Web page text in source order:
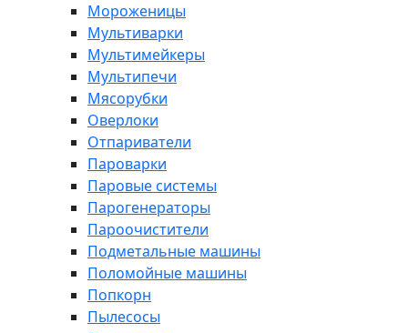
Мороженицы
Мультиварки
Мультимейкеры
Мультипечи
Мясорубки
Оверлоки
Отпариватели
Пароварки
Паровые системы
Парогенераторы
Пароочистители
Подметальные машины
Поломойные машины
Попкорн
Пылесосы